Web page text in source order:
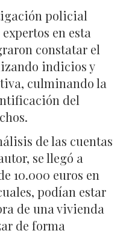
policial
en esta
constatar el
indicios y
culminando la
del
de las cuentas
se llegó a
10.000 euros en
podían estar
de una vivienda
de forma